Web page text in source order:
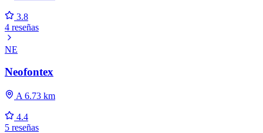
3.8
4 reseñas
NE
Neofontex
A 6.73 km
4.4
5 reseñas